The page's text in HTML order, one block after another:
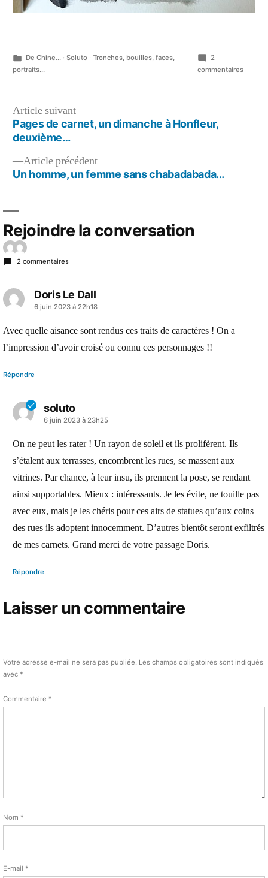
Publié
dans
De Chine...· Soluto· Tronches, bouilles, faces,
portraits...
2
commentairessur
Navigation
de
Article précédentArticle
précédent :
Un homme, un femme sans chabadabada…
Article suivant
Article
suivant :
Pages de carnet, un dimanche à Honfleur,
deuxième…
Rejoindre la conversation
2 commentaires
Doris Le Dall
a
dit :
6 juin 2023 à 22h18
Avec quelle aisance sont rendus ces traits de caractères ! On a
l’impression d’avoir croisé ou connu ces personnages !!
Répondre
soluto
a
dit :
6 juin 2023 à 23h25
On ne peut les rater ! Un rayon de soleil et ils prolifèrent. Ils
s’étalent aux terrasses, encombrent les rues, se massent aux
vitrines. Par chance, à leur insu, ils prennent la pose, se rendant
ainsi supportables. Mieux : intéressants. Je les évite, ne touille pas
avec eux, mais je les chéris pour ces airs de statues qu’aux coins
des rues ils adoptent innocemment. D’autres bientôt seront exfiltrés
de mes carnets. Grand merci de votre passage Doris.
Répondre
Laisser un commentaire
Votre adresse e-mail ne sera pas publiée. Les champs obligatoires sont indiqués
avec *
Commentaire *
Nom *
E-mail *